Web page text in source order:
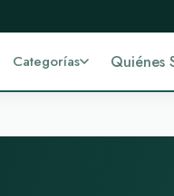
Categorías Quiénes